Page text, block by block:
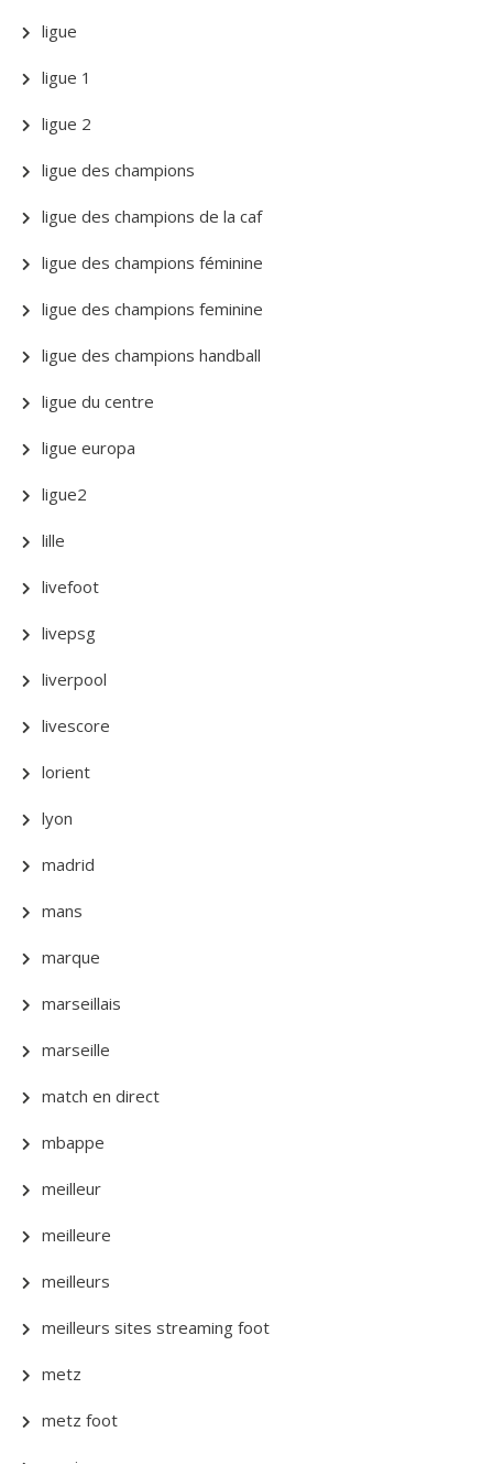
ligue
ligue 1
ligue 2
ligue des champions
ligue des champions de la caf
ligue des champions féminine
ligue des champions feminine
ligue des champions handball
ligue du centre
ligue europa
ligue2
lille
livefoot
livepsg
liverpool
livescore
lorient
lyon
madrid
mans
marque
marseillais
marseille
match en direct
mbappe
meilleur
meilleure
meilleurs
meilleurs sites streaming foot
metz
metz foot